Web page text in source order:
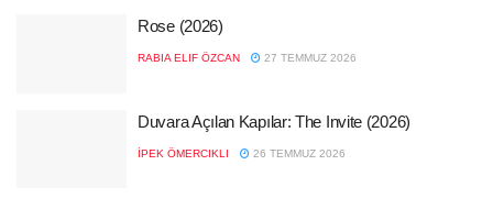
Rose (2026)
RABIA ELIF ÖZCAN 27 TEMMUZ 2026
Duvara Açılan Kapılar: The Invite (2026)
İPEK ÖMERCIKLI 26 TEMMUZ 2026